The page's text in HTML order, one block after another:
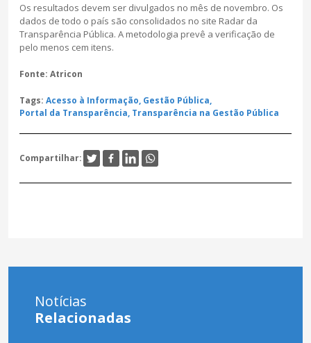
Os resultados devem ser divulgados no mês de novembro. Os
dados de todo o país são consolidados no site Radar da
Transparência Pública. A metodologia prevê a verificação de
pelo menos cem itens.
Fonte: Atricon
Tags: Acesso à Informação, Gestão Pública,
Portal da Transparência, Transparência na Gestão Pública
Compartilhar:
Notícias
Relacionadas